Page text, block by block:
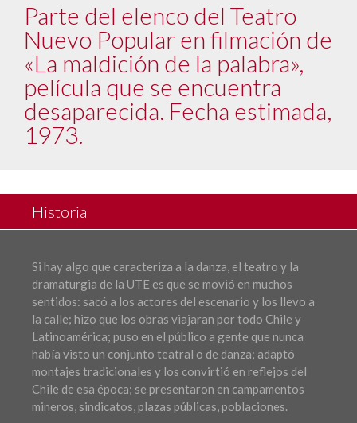
Parte del elenco del Teatro
Nuevo Popular en filmación de
«La maldición de la palabra»,
película que se encuentra
desaparecida. Fecha estimada,
1973.
Historia
Si hay algo que caracteriza a la danza, el teatro y la
dramaturgia de la UTE es que se movió en muchos
sentidos: sacó a los actores del escenario y los llevo a
la calle; hizo que los obras viajaran por todo Chile y
Latinoamérica; puso en el público a gente que nunca
había visto un conjunto teatral o de danza; adaptó
montajes tradicionales y los convirtió en reflejos del
Chile de esa época; se presentaron en campamentos
mineros, sindicatos, plazas públicas, poblaciones.